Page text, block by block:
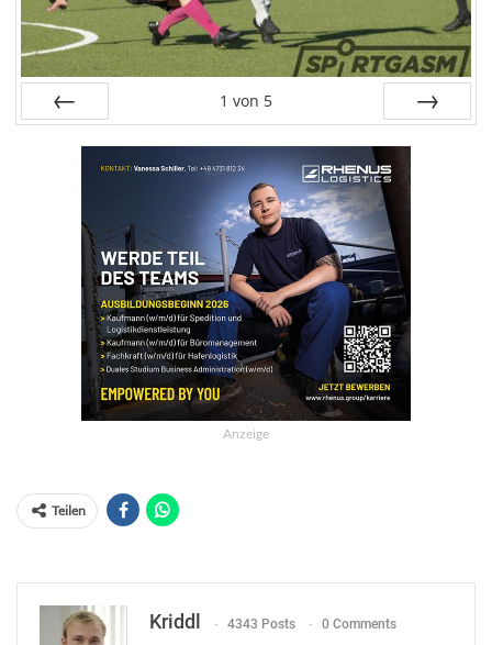
1 von 5
Anzeige
Teilen
Kriddl 4343 Posts 0 Comments